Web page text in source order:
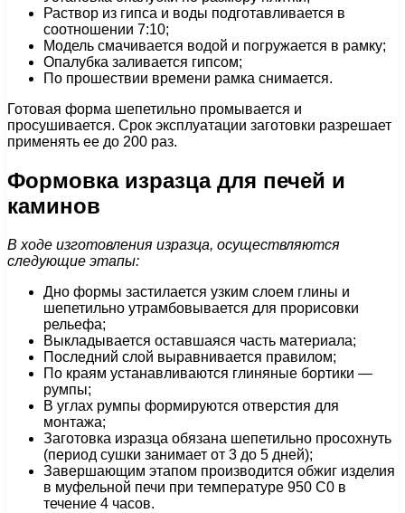
Раствор из гипса и воды подготавливается в
соотношении 7:10;
Модель смачивается водой и погружается в рамку;
Опалубка заливается гипсом;
По прошествии времени рамка снимается.
Готовая форма шепетильно промывается и
просушивается. Срок эксплуатации заготовки разрешает
применять ее до 200 раз.
Формовка изразца для печей и
каминов
В ходе изготовления изразца, осуществляются
следующие этапы:
Дно формы застилается узким слоем глины и
шепетильно утрамбовывается для прорисовки
рельефа;
Выкладывается оставшаяся часть материала;
Последний слой выравнивается правилом;
По краям устанавливаются глиняные бортики —
румпы;
В углах румпы формируются отверстия для
монтажа;
Заготовка изразца обязана шепетильно просохнуть
(период сушки занимает от 3 до 5 дней);
Завершающим этапом производится обжиг изделия
в муфельной печи при температуре 950 С0 в
течение 4 часов.